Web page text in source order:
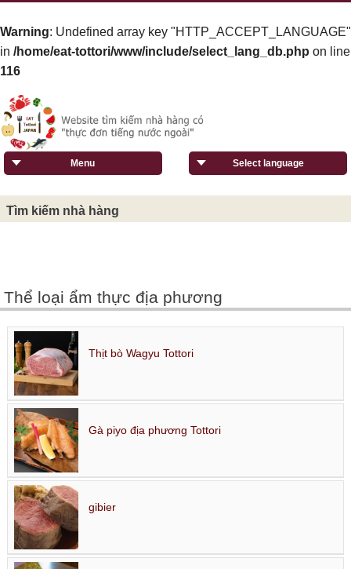
Warning: Undefined array key "HTTP_ACCEPT_LANGUAGE"
in /home/eat-tottori/www/include/select_lang_db.php on line
116
Select language
Menu
Tìm kiếm nhà hàng
Thể loại ẩm thực địa phương
Thịt bò Wagyu Tottori
Gà piyo địa phương Tottori
gibier